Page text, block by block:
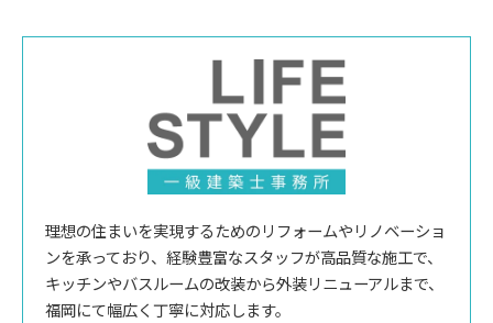
理想の住まいを実現するためのリフォームやリノベーショ
ンを承っており、経験豊富なスタッフが高品質な施工で、
キッチンやバスルームの改装から外装リニューアルまで、
福岡にて幅広く丁寧に対応します。